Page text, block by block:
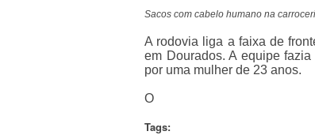
Sacos com cabelo humano na
A rodovia liga a faixa de
em Dourados. A equipe
por uma mulher de 23 anos.
O
Tags: